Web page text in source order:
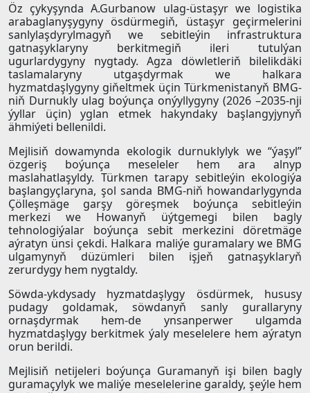
Öz çykyşynda A.Gurbanow ulag-üstaşyr we logistika
arabaglanyşygyny ösdürmegiň, üstaşyr geçirmelerini
sanlylaşdyrylmagyň we sebitleýin infrastruktura
gatnaşyklaryny berkitmegiň ileri tutulýan
ugurlardygyny nygtady. Agza döwletleriň bilelikdäki
taslamalaryny utgaşdyrmak we halkara
hyzmatdaşlygyny giňeltmek üçin Türkmenistanyň BMG-
niň Durnukly ulag boýunça onýyllygyny (2026 –2035-nji
ýyllar üçin) yglan etmek hakyndaky başlangyjynyň
ähmiýeti bellenildi.
Mejlisiň dowamynda ekologik durnuklylyk we “ýaşyl”
özgeriş boýunça meseleler hem ara alnyp
maslahatlaşyldy. Türkmen tarapy sebitleýin ekologiýa
başlangyçlaryna, şol sanda BMG-niň howandarlygynda
Çölleşmäge garşy göreşmek boýunça sebitleýin
merkezi we Howanyň üýtgemegi bilen bagly
tehnologiýalar boýunça sebit merkezini döretmäge
aýratyn ünsi çekdi. Halkara maliýe guramalary we BMG
ulgamynyň düzümleri bilen işjeň gatnaşyklaryň
zerurdygy hem nygtaldy.
Söwda-ykdysady hyzmatdaşlygy ösdürmek, hususy
pudagy goldamak, söwdanyň sanly gurallaryny
ornaşdyrmak hem-de ynsanperwer ulgamda
hyzmatdaşlygy berkitmek ýaly meselelere hem aýratyn
orun berildi.
Mejlisiň netijeleri boýunça Guramanyň işi bilen bagly
guramaçylyk we maliýe meselelerine garaldy, şeýle hem